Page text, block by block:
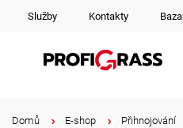
Služby Kontakty
Domů E-shop Přihnojování